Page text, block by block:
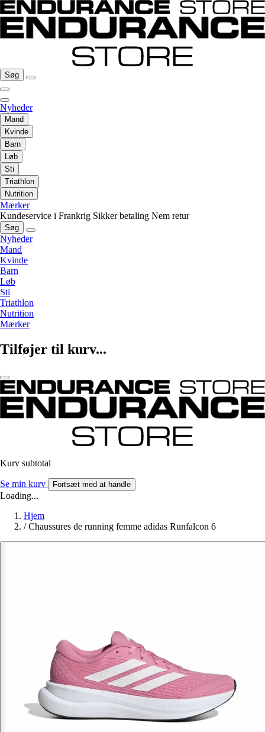
Søg
Nyheder
Mand
Kvinde
Barn
Løb
Sti
Triathlon
Nutrition
Mærker
Kundeservice i Frankrig Sikker betaling Nem retur
Søg
Nyheder
Mand
Kvinde
Barn
Løb
Sti
Triathlon
Nutrition
Mærker
Tilføjer til kurv...
Kurv subtotal
Se min kurv Fortsæt med at handle
Loading...
Hjem
/ Chaussures de running femme adidas Runfalcon 6